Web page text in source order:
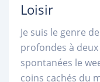
Loisir
Je suis le genre
profondes à
spontanées le
coins cachés du